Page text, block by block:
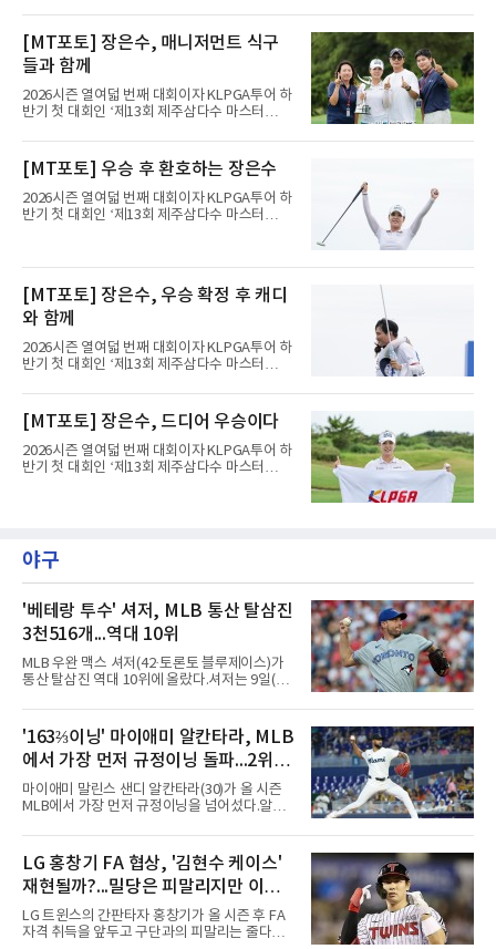
서 열린 제주삼다수 마스터스(총상금 10억원)
최종 4라운드에서 보기 없이 버디 3개를 잡아 합
계 14언더파 274타를 기록했다. 13언더파 275
타 공동 2위 강채연, 문정민을 1타 차로 제치고
우승 상금 1억8천만원을 받았다.2017년 신인왕
출신인 그는 상비군과 국가대표를 거쳤지만
2020시즌 이후 세 차례 정규투어 출전권을 잃고
다 16번 홀(파4)에서 두 번째 샷을 홀 3ｍ에 붙여
[MT포토] 장은수, 매니저먼트 식구
들과 함께
2026시즌 열여덟 번째 대회이자 KLPGA투어 하
반기 첫 대회인 ‘제13회 제주삼다수 마스터
제주도 서귀포시에 위치한 테디밸리 골프앤리조
트(파72/6,767야드)에서 열리고 있다.9일 현재
최종라운드 경기가 펼쳐지고 있다.장은수가 18
번 홀에서 진행된 시상식에서 포즈를 취하고 있
다.
[MT포토] 우승 후 환호하는 장은수
2026시즌 열여덟 번째 대회이자 KLPGA투어 하
반기 첫 대회인 ‘제13회 제주삼다수 마스터
트(파72/6,767야드)에서 열리고 있다.9일 현재
번 홀에서 진행된 시상식에서 포즈를 취하고 있
다.
[MT포토] 장은수, 우승 확정 후 캐디
와 함께
2026시즌 열여덟 번째 대회이자 KLPGA투어 하
반기 첫 대회인 ‘제13회 제주삼다수 마스터
제주도 서귀포시에 위치한 테디밸리 골프앤리조
트(파72/6,767야드)에서 열리고 있다.9일 현재
최종라운드 경기가 펼쳐지고 있다.장은수가 18
번 홀에서 진행된 시상식에서 포즈를 취하고 있
다.
[MT포토] 장은수, 드디어 우승이다
2026시즌 열여덟 번째 대회이자 KLPGA투어 하
반기 첫 대회인 ‘제13회 제주삼다수 마스터
번 홀에서 진행된 시상식에서 포즈를 취하고 있
다.
야구
'베테랑 투수' 셔저, MLB 통산 탈삼진
3천516개...역대 10위
MLB 우완 맥스 셔저(42·토론토 블루제이스)가
통산 탈삼진 역대 10위에 올랐다.셔저는 9일(한
서 열린 필라델피아 필리스와의 원정 경기에 선
발 등판해 5⅓이닝 4탈삼진을 기록, 통산 3천
516개를 쌓아 월터 존슨(3천515개)을 1개 차로
제쳤다.이 부문 1위는 놀런 라이언(5천714개)이
며 랜디 존슨(4천875개), 로저 클레먼스(4천672
개), 스티브 칼턴(4천136개)이 뒤를 잇는다.현역
중에서는 올 시즌 후 은퇴하는 통산 8위 저스틴
두 2위다. 올해 토론토와 1년 300만 달러에 재계
약한 그는 9위 게일로드 페리(3
'163⅔이닝' 마이애미 알칸타라, MLB
에서 가장 먼저 규정이닝 돌파...2위와
14이닝 차
마이애미 말린스 샌디 알칸타라(30)가 올 시즌
MLB에서 가장 먼저 규정이닝을 넘어섰다.알칸
크에서 열린 로스앤젤레스 에인절스전에 선발
등판해 7이닝 3피안타 무실점을 기록, 7-0 승리
를 이끌며 시즌 13승(6패)을 올렸다. 평균자책점
은 3.52로 떨어졌고, 3회를 마쳤을 때 통산 1천
226이닝을 기록해 리키 놀라스코의 구단 최다
이닝(1천225⅔이닝)을 경신했다.시즌 소화 이닝
은 163⅔이닝으로 규정이닝 162이닝을 통과했
LG 홍창기 FA 협상, '김현수 케이스'
재현될까?...밀당은 피말리지만 이적
가능성은 낮아
LG 트윈스의 간판타자 홍창기가 올 시즌 후 FA
자격 취득을 앞두고 구단과의 피말리는 줄다리